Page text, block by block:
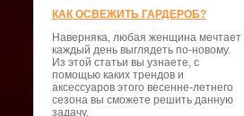
КАК ОСВЕЖИТЬ ГАРДЕРОБ?
Наверняка, любая женщина мечтает
каждый день выглядеть по-новому.
Из этой статьи вы узнаете, с
помощью каких трендов и
аксессуаров этого весенне-летнего
сезона вы сможете решить данную
задачу.